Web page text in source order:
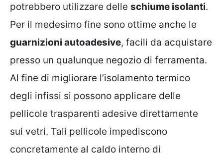
potrebbero utilizzare delle schiume isolanti.
Per il medesimo fine sono ottime anche le
guarnizioni autoadesive, facili da acquistare
presso un qualunque negozio di ferramenta.
Al fine di migliorare l’isolamento termico
degli infissi si possono applicare delle
pellicole trasparenti adesive direttamente
sui vetri. Tali pellicole impediscono
concretamente al caldo interno di